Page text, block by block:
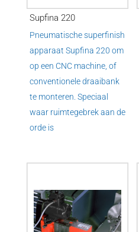
Supfina 220
Pneumatische superfinish
apparaat Supfina 220 om
op een CNC machine, of
conventionele draaibank
te monteren. Speciaal
waar ruimtegebrek aan de
orde is